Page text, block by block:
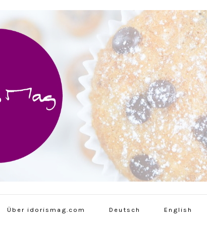
Über idorismag.com Deutsch English